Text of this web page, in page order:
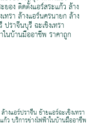
ยอง ติดตั้งแอร์สระแก้ว ล้าง
ทรา ล้างแอร์นครนายก ล้าง
ราจีนบุรี ฉะเชิงเทรา
ในบ้านมืออาชีพ ราคาถูก
งแอร์ปราจีน ย้ายแอร์ฉะเชิงเทรา
ว บริการช่างไฟฟ้าในบ้านมืออาชีพ